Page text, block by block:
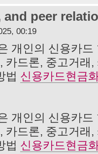
peer
00:19
개인의 신용카
카드론, 중고거래
법 신용카드현금
개인의 신용카
카드론, 중고거래
법 신용카드현금